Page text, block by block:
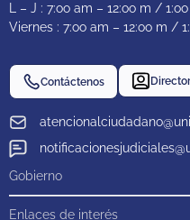
L – J : 7:oo am – 12:oo m /
Viernes : 7:oo am – 12:oo m /
Contáctenos
Gobierno
Enlaces de interés